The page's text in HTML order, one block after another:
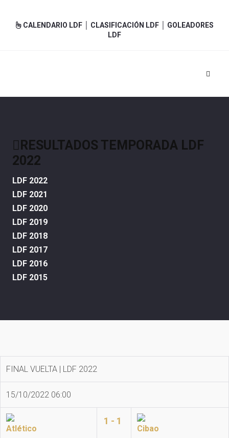
CALENDARIO LDF │ CLASIFICACIÓN LDF │ GOLEADORES
LDF
RESULTADOS TEMPORADA LDF
2022
LDF 2022
LDF 2021
LDF 2020
LDF 2019
LDF 2018
LDF 2017
LDF 2016
LDF 2015
FINAL VUELTA | LDF 2022
15/10/2022 06:00
1 - 1